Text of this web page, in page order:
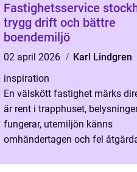
Fastighetsservice
trygg drift och bättre
boendemiljö
02 april 2026
Karl Lindgren
inspiration
En välskött fastighet märks
är rent i trapphuset,
fungerar, utemiljön känns
omhändertagen och fel